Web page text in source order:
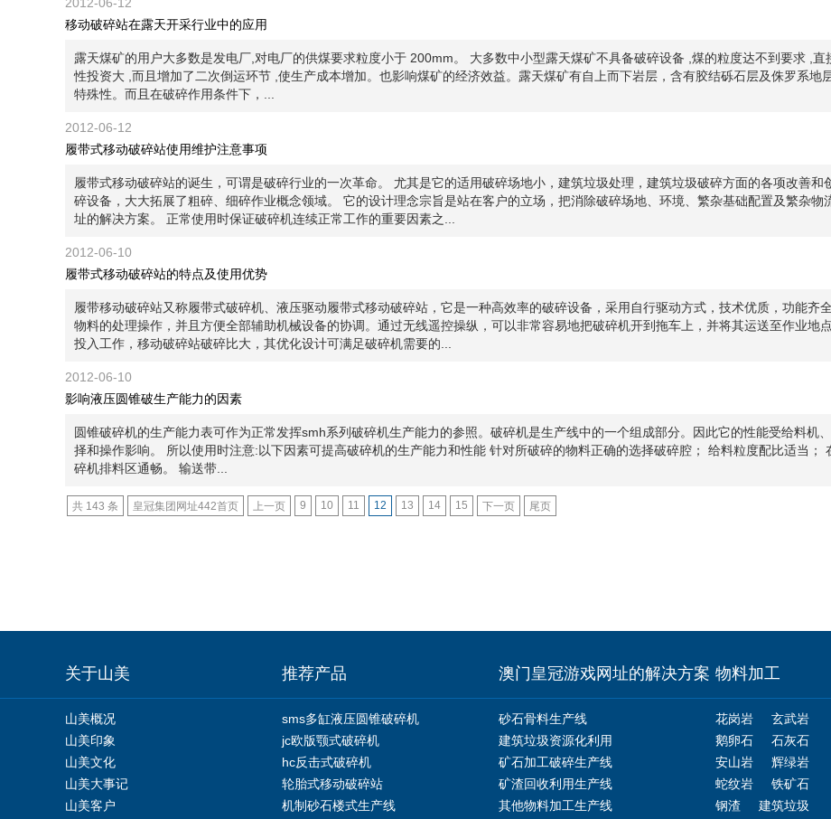
移动破碎站在露天开采行业中的应用
露天煤矿的用户大多数是发电厂,对电厂的供煤要求粒度小于 200mm。 大多数中小型露天煤矿不具备破碎设备 ,煤的粒度达不到要求 ,
性投资大 ,而且增加了二次倒运环节 ,使生产成本增加。也影响煤矿的经济效益。露天煤矿有自上而下岩层，含有胶结砾石层及侏罗系
特殊性。而且在破碎作用条件下，...
2012-06-12
履带式移动破碎站使用维护注意事项
履带式移动破碎站的诞生，可谓是破碎行业的一次革命。 尤其是它的适用破碎场地小，建筑垃圾处理，建筑垃圾破碎方面的各项改善
碎设备，大大拓展了粗碎、细碎作业概念领域。 它的设计理念宗旨是站在客户的立场，把消除破碎场地、环境、繁杂基础配置及繁杂
址的解决方案。 正常使用时保证破碎机连续正常工作的重要因素之...
2012-06-10
履带式移动破碎站的特点及使用优势
履带移动破碎站又称履带式破碎机、液压驱动履带式移动破碎站，它是一种高效率的破碎设备，采用自行驱动方式，技术优质，功能
物料的处理操作，并且方便全部辅助机械设备的协调。通过无线遥控操纵，可以非常容易地把破碎机开到拖车上，并将其运送至作业地
投入工作，移动破碎站破碎比大，其优化设计可满足破碎机需要的...
2012-06-10
影响液压圆锥破生产能力的因素
圆锥破碎机的生产能力表可作为正常发挥smh系列破碎机生产能力的参照。破碎机是生产线中的一个组成部分。因此它的性能受给料机
择和操作影响。 所以使用时注意:以下因素可提高破碎机的生产能力和性能 针对所破碎的物料正确的选择破碎腔； 给料粒度配比适当；
碎机排料区通畅。 输送带...
共 143 条 皇冠集团网址442首页 上一页 9 10 11 12 13 14 15 下一页 尾页
关于山美 推荐产品 澳门皇冠游戏网址的解决方案 物料加工
山美概况
山美印象
山美文化
山美大事记
山美客户
sms多缸液压圆锥破碎机
jc欧版颚式破碎机
hc反击式破碎机
轮胎式移动破碎站
机制砂石楼式生产线
砂石骨料生产线
建筑垃圾资源化利用
矿石加工破碎生产线
矿渣回收利用生产线
其他物料加工生产线
花岗岩
玄武岩
鹅卵石
石灰石
安山岩
辉绿岩
蛇纹岩
铁矿石
钢渣
建筑垃圾